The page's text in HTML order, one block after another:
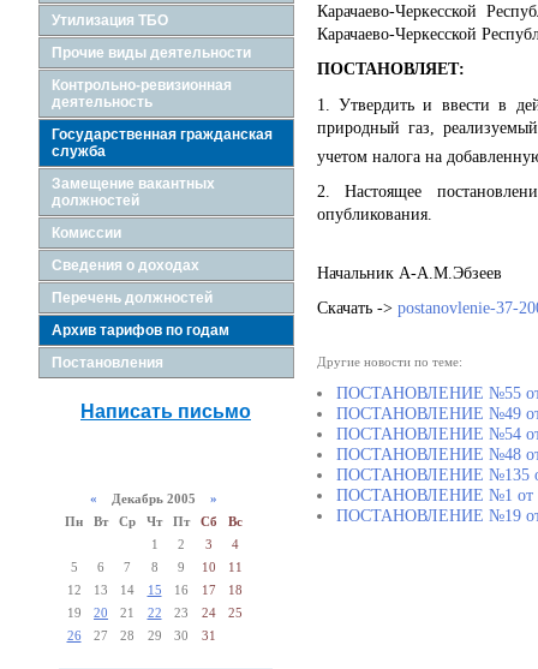
Утилизация ТБО
Прочие виды деятельности
Контрольно-ревизионная
деятельность
Государственная гражданская
служба
Замещение вакантных
должностей
Комиссии
Сведения о доходах
Перечень должностей
Архив тарифов по годам
Постановления
Написать письмо
« Декабрь 2005 »
Пн
Вт Ср Чт Пт Сб
Вс
1
2 3
4
5
6 7 8 9 10
11
12
13 14 15 16 17
18
19
20 21 22 23 24
25
26
27 28 29 30 31
Карачаево-Черкесской
Карачаево-Черкесской
ПОСТАНОВЛЯЕТ:
1. Утвердить и ввести в
природный газ,
учетом налога на
2. Настоящее
опубликования.
Начальник А-А.М.Эбзеев
Скачать -> postanovlenie-37-
Другие новости по теме:
ПОСТАНОВЛЕНИЕ №55 от
ПОСТАНОВЛЕНИЕ №49 от
ПОСТАНОВЛЕНИЕ №54 от
ПОСТАНОВЛЕНИЕ №48 от
ПОСТАНОВЛЕНИЕ №135 от
ПОСТАНОВЛЕНИЕ №1 от
ПОСТАНОВЛЕНИЕ №19 от